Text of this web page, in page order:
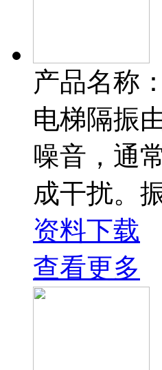
产品名称：
电梯隔振
噪音，通
成干扰。
资料下载
查看更多